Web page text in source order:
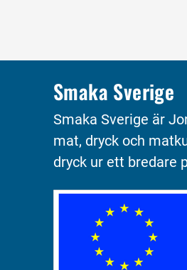
Smaka Sverige
Smaka Sverige är
mat, dryck och
dryck ur ett bredare